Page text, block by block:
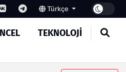
Türkçe
TEKNOLOJI